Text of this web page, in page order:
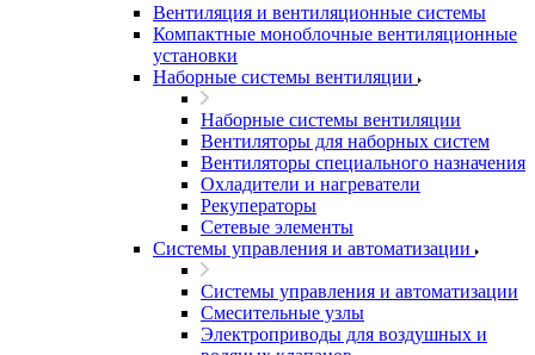
Вентиляция и вентиляционные системы
Компактные моноблочные вентиляционные
установки
Наборные системы вентиляции
Наборные системы вентиляции
Вентиляторы для наборных систем
Вентиляторы специального назначения
Охладители и нагреватели
Рекуператоры
Сетевые элементы
Системы управления и автоматизации
Системы управления и автоматизации
Смесительные узлы
Электроприводы для воздушных и